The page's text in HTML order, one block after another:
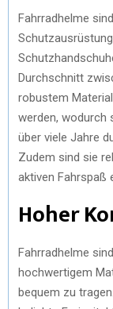
Fahrradhelme
Durchschnitt
robustem
werden, wodurch
über viele Jahre
Zudem sind sie
aktiven Fahrspaß
Hoher
Fahrradhelme
hochwertigem
bequem zu